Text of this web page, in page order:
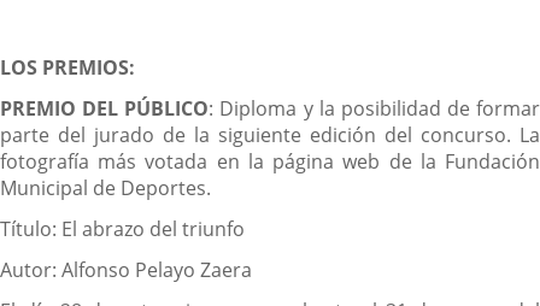
LOS PREMIOS:
PREMIO DEL PÚBLICO: Diploma y la posibilidad de formar
parte del jurado de la siguiente edición del concurso. La
fotografía más votada en la página web de la Fundación
Municipal de Deportes.
Título: El abrazo del triunfo
Autor: Alfonso Pelayo Zaera